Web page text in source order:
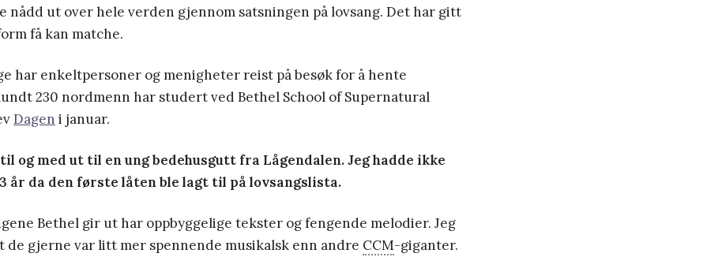
nådd ut over hele verden gjennom satsningen på lovsang. Det har gitt
få kan matche.
har enkeltpersoner og menigheter reist på besøk for å hente
230 nordmenn har studert ved Bethel School of Supernatural
Dagen i januar.
og med ut til en ung bedehusgutt fra Lågendalen. Jeg hadde ikke
år da den første låten ble lagt til på lovsangslista.
Bethel gir ut har oppbyggelige tekster og fengende melodier. Jeg
de gjerne var litt mer spennende musikalsk enn andre CCM-giganter.